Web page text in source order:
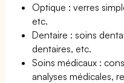
Optique : verres
etc.
Dentaire : soins
dentaires, etc.
Soins médicaux :
analyses médicales,